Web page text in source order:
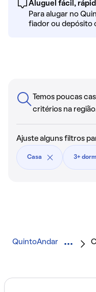
Aluguel fácil,
Para alugar no
fiador ou depósito
Temos poucas
critérios na
Ajuste alguns filtros
Casa 3+
QuintoAndar